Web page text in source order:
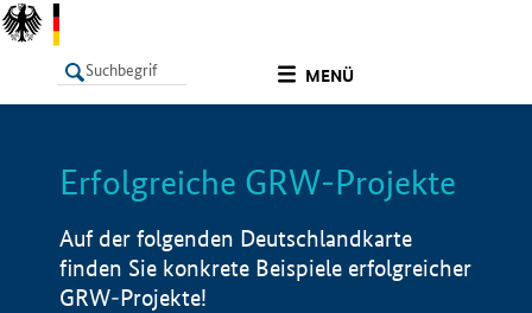
MENÜ
LISTE Info
Erfolgreiche GRW-Projekte
Auf der folgenden Deutschlandkarte
finden Sie konkrete Beispiele erfolgreicher
GRW-Projekte!